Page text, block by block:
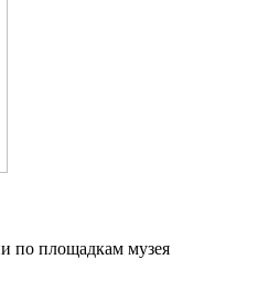
по площадкам музея